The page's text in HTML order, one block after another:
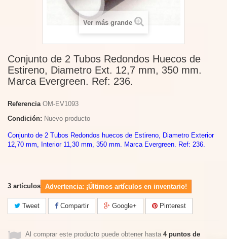
Ver más grande
Conjunto de 2 Tubos Redondos Huecos de
Estireno, Diametro Ext. 12,7 mm, 350 mm.
Marca Evergreen. Ref: 236.
Referencia OM-EV1093
Condición: Nuevo producto
Conjunto de 2 Tubos Redondos huecos de Estireno, Diametro Exterior
12,70 mm, Interior 11,30 mm, 350 mm. Marca Evergreen. Ref: 236.
3 artículos Advertencia: ¡Últimos artículos en inventario!
Tweet Compartir Google+ Pinterest
Al comprar este producto puede obtener hasta 4puntos de